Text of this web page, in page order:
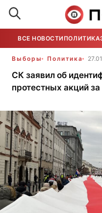
ВСЕ НОВОСТИ ПОЛИТИКА
Выборы Политика
СК заявил об
протестных акций